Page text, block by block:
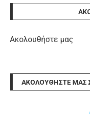
Ακολουθήστε μας
ΑΚΟΛΟΥΘΉΣΤΕ ΜΑΣ